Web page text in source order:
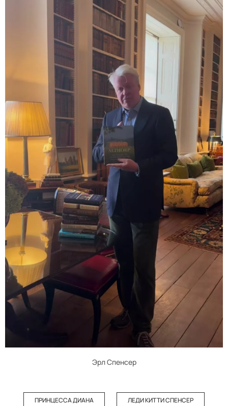
Эрл Спенсер
ПРИНЦЕССА ДИАНА ЛЕДИ КИТТИ СПЕНСЕР